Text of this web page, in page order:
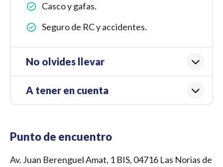
Casco y gafas.
Seguro de RC y accidentes.
No olvides llevar
A tener en cuenta
Punto de encuentro
Av. Juan Berenguel Amat, 1 BIS, 04716 Las Norias de